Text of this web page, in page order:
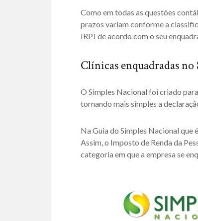
Como em todas as questões
prazos variam conforme a
IRPJ de acordo com o seu
Clínicas enquadradas no
O Simples Nacional foi criado
tornando mais simples a
Na Guia do Simples Nacional que
Assim, o Imposto de Renda da
categoria em que a empresa se